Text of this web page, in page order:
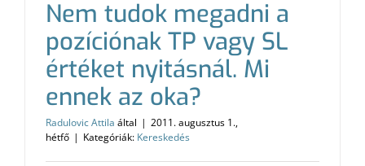
Nem tudok megadni a
pozíciónak TP vagy SL
értéket nyitásnál. Mi
ennek az oka?
Radulovic Attila által | 2011. augusztus 1.,
hétfő | Kategóriák: Kereskedés